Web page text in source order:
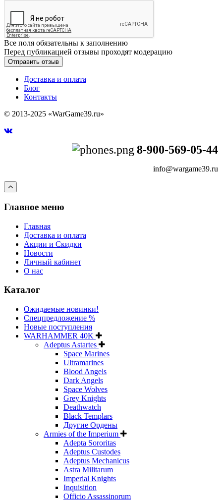
Все поля обязательны к заполнению
Перед публикацией отзывы проходят модерацию
Доставка и оплата
Блог
Контакты
© 2013-2025 «WarGame39.ru»
8-900-569-05-44
info@wargame39.ru
Главное меню
Главная
Доставка и оплата
Акции и Скидки
Новости
Личный кабинет
О нас
Каталог
Ожидаемые новинки!
Спецпредложение %
Новые поступления
WARHAMMER 40K
Adeptus Astartes
Space Marines
Ultramarines
Blood Angels
Dark Angels
Space Wolves
Grey Knights
Deathwatch
Black Templars
Другие Ордены
Armies of the Imperium
Adepta Sororitas
Adeptus Custodes
Adeptus Mechanicus
Astra Militarum
Imperial Knights
Inquisition
Officio Assassinorum